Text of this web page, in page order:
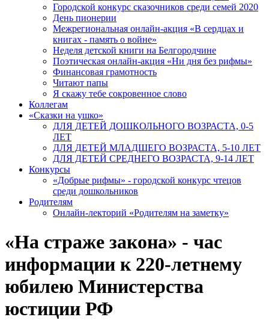
Городской конкурс сказочников среди семей 2020
День пионерии
Межрегиональная онлайн-акция «В сердцах и
книгах - память о войне»
Неделя детской книги на Белгородчине
Поэтическая онлайн-акция «Ни дня без рифмы»
Финансовая грамотность
Читают папы
Я скажу тебе сокровенное слово
Коллегам
«Сказки на ушко»
ДЛЯ ДЕТЕЙ ДОШКОЛЬНОГО ВОЗРАСТА, 0-5
ЛЕТ
ДЛЯ ДЕТЕЙ МЛАДШЕГО ВОЗРАСТА, 5-10 ЛЕТ
ДЛЯ ДЕТЕЙ СРЕДНЕГО ВОЗРАСТА, 9-14 ЛЕТ
Конкурсы
«Добрые рифмы» - городской конкурс чтецов
среди дошкольников
Родителям
Онлайн-лекторий «Родителям на заметку»
«На страже закона» - час
информации к 220-летнему
юбилею Министерства
юстиции РФ